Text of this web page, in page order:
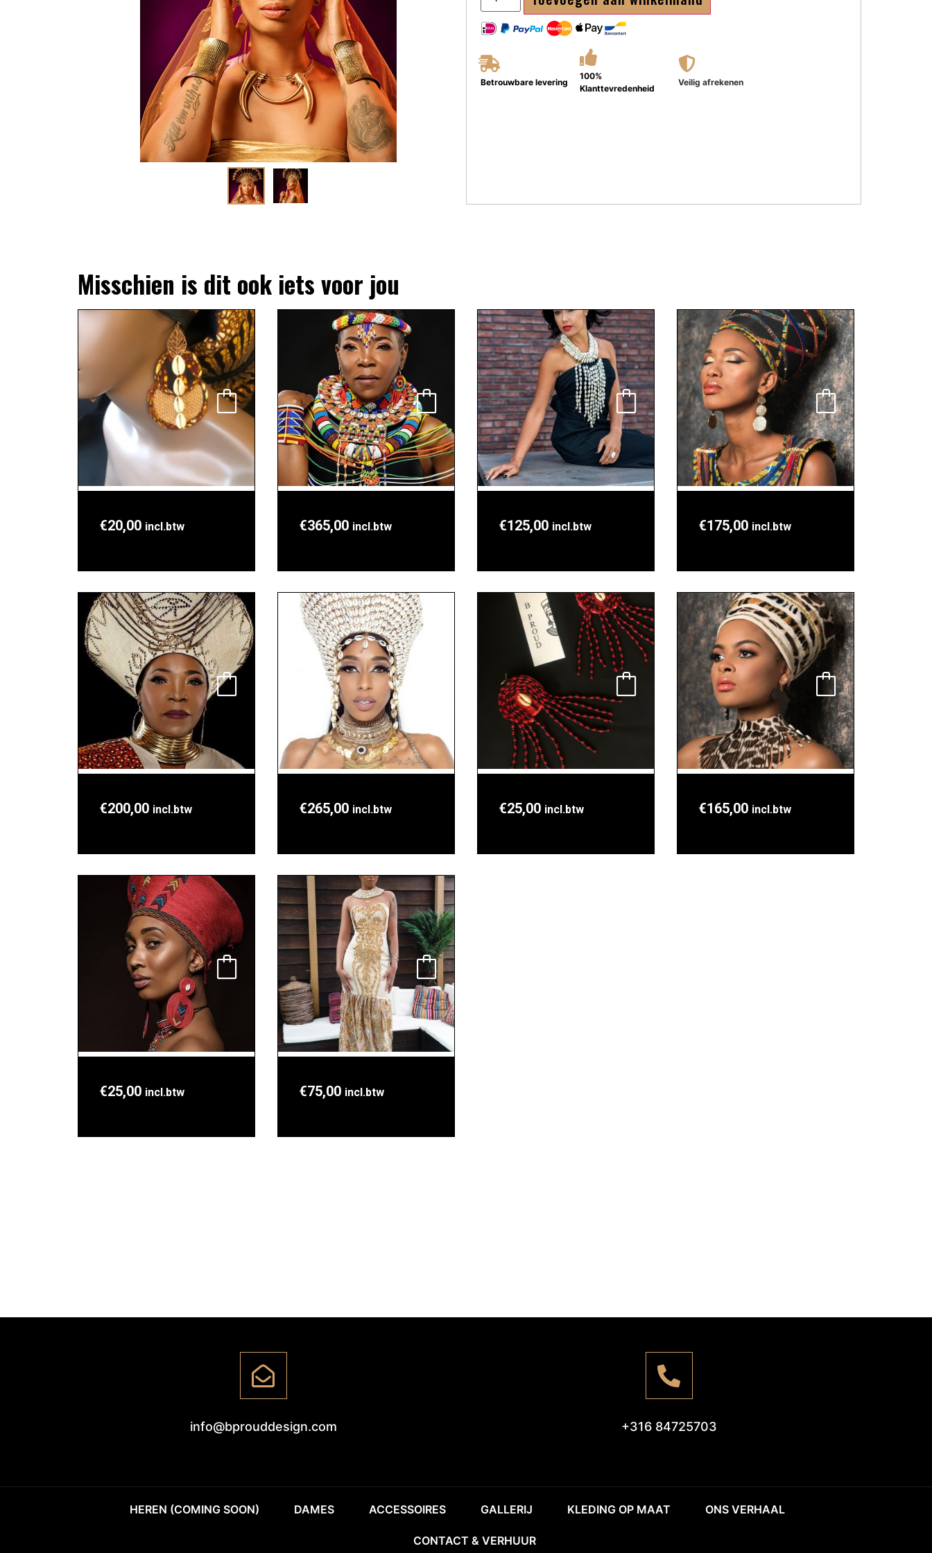
Betrouwbare levering
100%
Klanttevredenheid
Veilig afrekenen
Misschien is dit ook iets voor jou
€20,00 incl.btw €365,00 incl.btw €125,00 incl.btw €175,00 incl.btw
€200,00 incl.btw €265,00 incl.btw €25,00 incl.btw €165,00 incl.btw
€25,00 incl.btw €75,00 incl.btw
info@bprouddesign.com +316 84725703
HEREN (COMING SOON) DAMES ACCESSOIRES GALLERIJ KLEDING OP MAAT ONS VERHAAL
CONTACT & VERHUUR